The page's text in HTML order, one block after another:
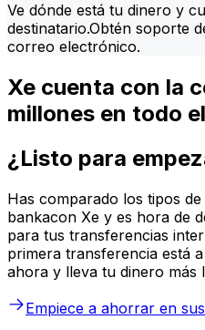
Ve dónde está tu dinero y
destinatario.Obtén soporte
correo electrónico.
Xe cuenta con la
millones en todo
¿Listo para
Has comparado los tipos
bankacon Xe y es hora de
para tus transferencias
primera transferencia está
ahora y lleva tu dinero más
Empiece a ahorrar en